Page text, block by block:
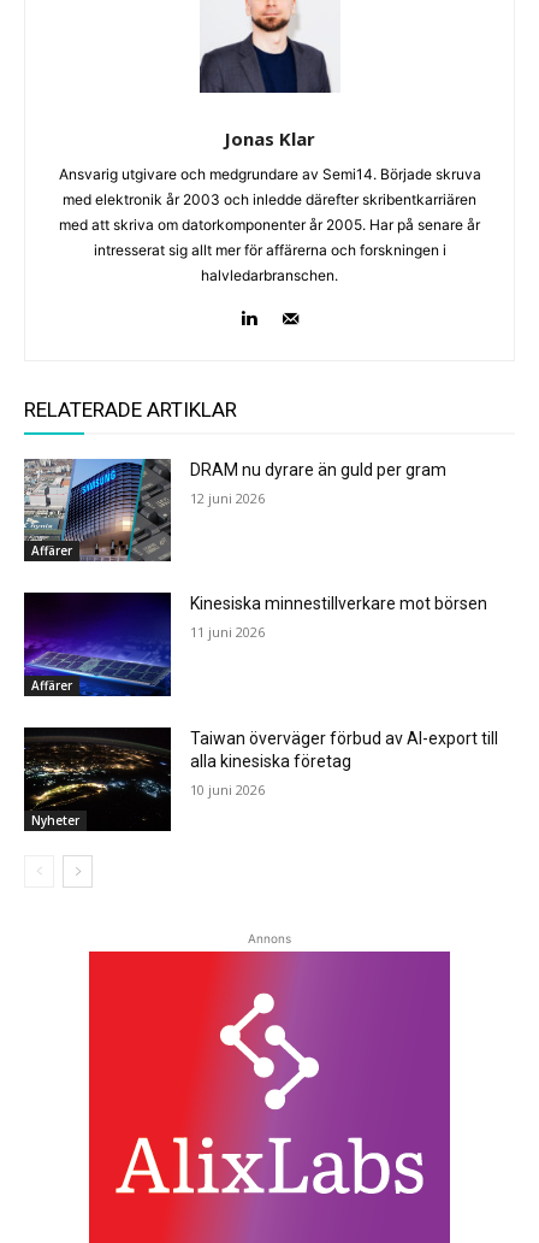
Jonas Klar
Ansvarig utgivare och medgrundare av Semi14. Började skruva
med elektronik år 2003 och inledde därefter skribentkarriären
med att skriva om datorkomponenter år 2005. Har på senare år
intresserat sig allt mer för affärerna och forskningen i
halvledarbranschen.
RELATERADE ARTIKLAR
Affärer
DRAM nu dyrare än guld per gram
12 juni 2026
Affärer
Kinesiska minnestillverkare mot börsen
11 juni 2026
Nyheter
Taiwan överväger förbud av AI-export till
alla kinesiska företag
10 juni 2026
Annons